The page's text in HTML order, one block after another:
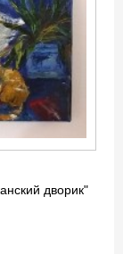
дворик"